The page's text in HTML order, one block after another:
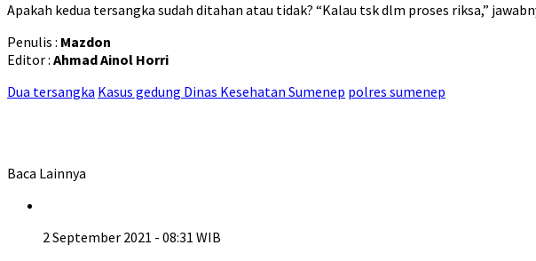
Apakah kedua tersangka sudah ditahan atau tidak? “Kalau tsk dlm proses riksa,”
Penulis : Mazdon
Editor : Ahmad Ainol Horri
Dua tersangka Kasus gedung Dinas Kesehatan Sumenep polres sumenep
Baca Lainnya
2 September 2021 - 08:31 WIB